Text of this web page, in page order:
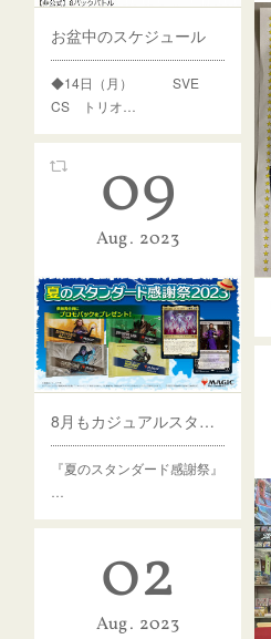
お盆中のスケジュール
◆14日（月） SVE
CS トリオ…
09
Aug 2023
8月もカジュアルスタン開催します！
『夏のスタンダード感謝祭』
02
Aug 2023